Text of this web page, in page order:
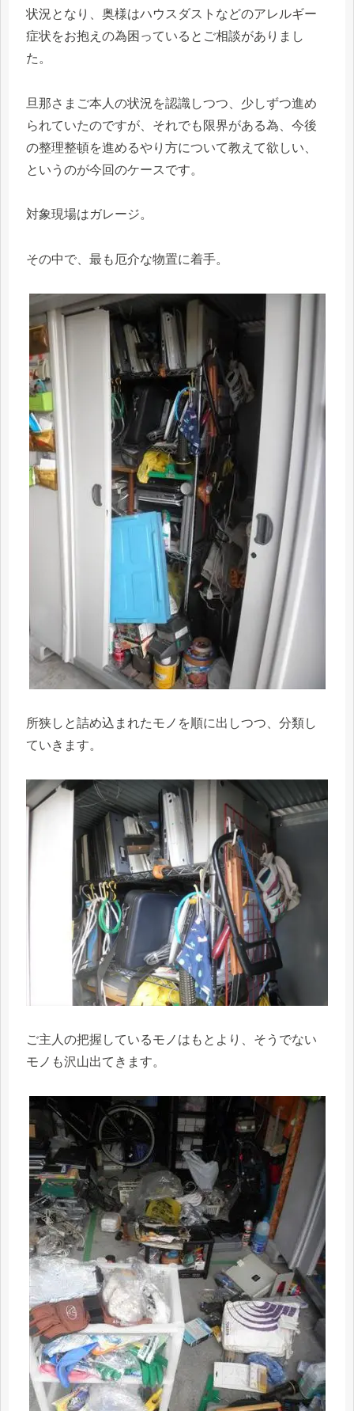
状況となり、奥様はハウスダストなどのアレルギー
症状をお抱えの為困っているとご相談がありまし
た。
旦那さまご本人の状況を認識しつつ、少しずつ進め
られていたのですが、それでも限界がある為、今後
の整理整頓を進めるやり方について教えて欲しい、
というのが今回のケースです。
対象現場はガレージ。
その中で、最も厄介な物置に着手。
所狭しと詰め込まれたモノを順に出しつつ、分類し
ていきます。
ご主人の把握しているモノはもとより、そうでない
モノも沢山出てきます。